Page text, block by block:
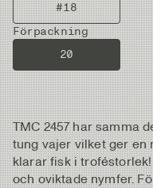
#18
Förpackning
20
TMC 2457 har samma
tung vajer vilket ger en
klarar fisk i
och oviktade nymfer.